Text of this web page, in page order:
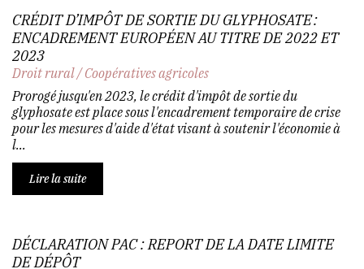
CRÉDIT D’IMPÔT DE SORTIE DU GLYPHOSATE :
ENCADREMENT EUROPÉEN AU TITRE DE 2022 ET
2023
Droit rural/Coopératives agricoles
Prorogé jusqu'en 2023, le crédit d'impôt de sortie du
glyphosate est place sous l'encadrement temporaire de crise
pour les mesures d'aide d'état visant à soutenir l'économie à
l...
Lire la suite
DÉCLARATION PAC : REPORT DE LA DATE LIMITE
DE DÉPÔT